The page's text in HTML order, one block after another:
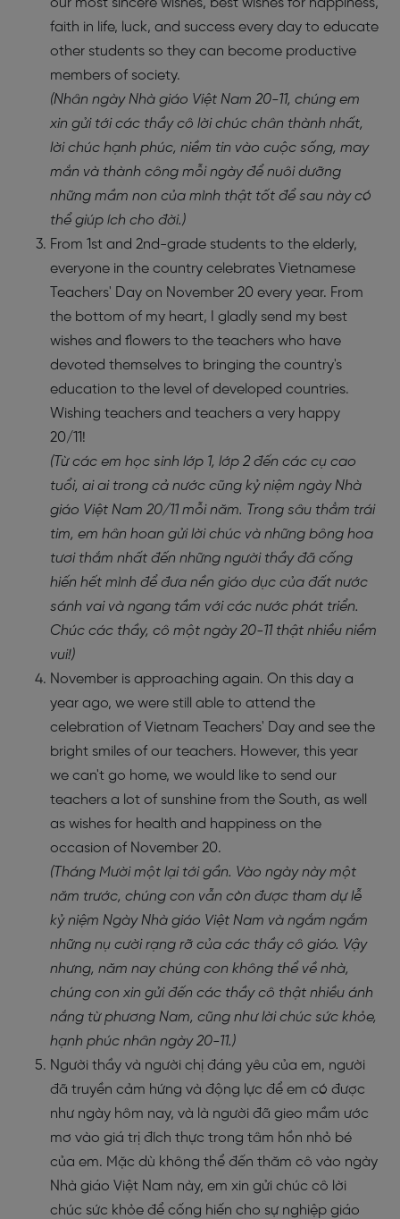
our most sincere wishes, best wishes for happiness,
faith in life, luck, and success every day to educate
other students so they can become productive
members of society.
(Nhân ngày Nhà giáo Việt Nam 20-11, chúng em
xin gửi tới các thầy cô lời chúc chân thành nhất,
lời chúc hạnh phúc, niềm tin vào cuộc sống, may
mắn và thành công mỗi ngày để nuôi dưỡng
những mầm non của mình thật tốt để sau này có
thể giúp ích cho đời.)
From 1st and 2nd-grade students to the elderly,
everyone in the country celebrates Vietnamese
Teachers' Day on November 20 every year. From
the bottom of my heart, I gladly send my best
wishes and flowers to the teachers who have
devoted themselves to bringing the country's
education to the level of developed countries.
Wishing teachers and teachers a very happy
20/11!
(Từ các em học sinh lớp 1, lớp 2 đến các cụ cao
tuổi, ai ai trong cả nước cũng kỷ niệm ngày Nhà
giáo Việt Nam 20/11 mỗi năm. Trong sâu thẳm trái
tim, em hân hoan gửi lời chúc và những bông hoa
tươi thắm nhất đến những người thầy đã cống
hiến hết mình để đưa nền giáo dục của đất nước
sánh vai và ngang tầm với các nước phát triển.
Chúc các thầy, cô một ngày 20-11 thật nhiều niềm
vui!)
November is approaching again. On this day a
year ago, we were still able to attend the
celebration of Vietnam Teachers' Day and see the
bright smiles of our teachers. However, this year
we can't go home, we would like to send our
teachers a lot of sunshine from the South, as well
as wishes for health and happiness on the
occasion of November 20.
(Tháng Mười một lại tới gần. Vào ngày này một
năm trước, chúng con vẫn còn được tham dự lễ
kỷ niệm Ngày Nhà giáo Việt Nam và ngắm ngắm
những nụ cười rạng rỡ của các thầy cô giáo. Vậy
nhưng, năm nay chúng con không thể về nhà,
chúng con xin gửi đến các thầy cô thật nhiều ánh
nắng từ phương Nam, cũng như lời chúc sức khỏe,
hạnh phúc nhân ngày 20-11.)
Người thầy và người chị đáng yêu của em, người
đã truyền cảm hứng và động lực để em có được
như ngày hôm nay, và là người đã gieo mầm ước
mơ vào giá trị đích thực trong tâm hồn nhỏ bé
của em. Mặc dù không thể đến thăm cô vào ngày
Nhà giáo Việt Nam này, em xin gửi chúc cô lời
chúc sức khỏe để cống hiến cho sự nghiệp giáo